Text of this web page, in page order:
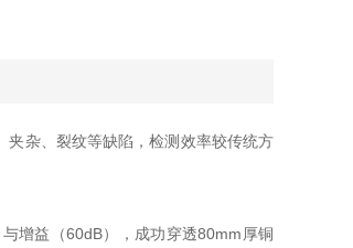
杂、裂纹等缺陷，检测效率较传统方
增益（60dB），成功穿透80mm厚铜